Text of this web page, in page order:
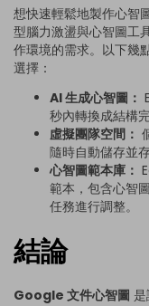
想快速輕鬆地製作心智
型腦力激盪與心智圖工
作環境的需求。以下幾
選擇：
AI 生成心智圖：
秒內轉換成結構
虛擬團隊空間：
隨時自動儲存並
心智圖範本庫：
範本，包含心智
任務進行調整。
結論
Google 文件心智圖